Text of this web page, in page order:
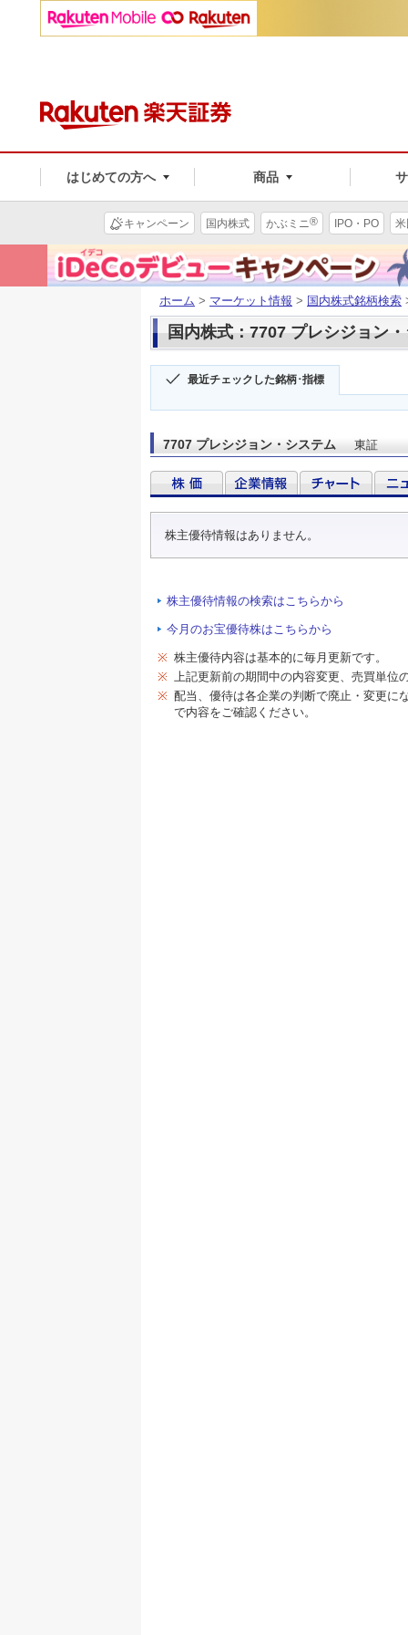
はじめての方へ 商品
キャンペーン 国内株式 かぶミニ® IPO・PO
ホーム > マーケット情報 > 国内株式銘柄検索
国内株式：7707 プレシジョン
最近チェックした銘柄･指標
7707 プレシジョン・システム 東証
株主優待情報はありません。
株主優待情報の検索はこちらから
今月のお宝優待株はこちらから
※ 株主優待内容は基本的に毎月更新です。
※ 上記更新前の期間中の内容変更、売買単位
※ 配当、優待は各企業の判断で廃止・変更に
で内容をご確認ください。